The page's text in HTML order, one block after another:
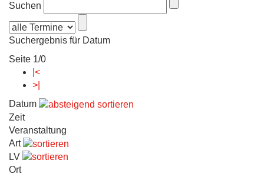
Suchen
Suchergebnis für Datum
Seite 1/0
|<
>|
Datum
Zeit
Veranstaltung
Art
LV
Ort